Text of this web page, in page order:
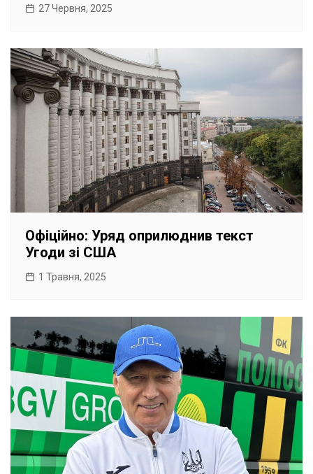
27 Червня, 2025
Офіційно: Уряд оприлюднив текст
Угоди зі США
1 Травня, 2025